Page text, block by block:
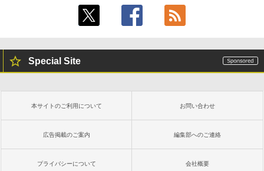
Special Site
本サイトのご利用について お問い合わせ
広告掲載のご案内 編集部へのご連絡
プライバシーについて 会社概要